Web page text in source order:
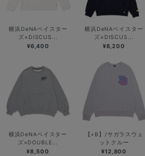
横浜DeNAベイスター
ズ×DISCUS...
¥6,400
横浜DeNAベイスター
ズ×DISCUS...
¥8,200
横浜DeNAベイスター
ズ×DOUBLE...
¥8,500
【+B】/サガラスウェ
ットクルー
¥12,800